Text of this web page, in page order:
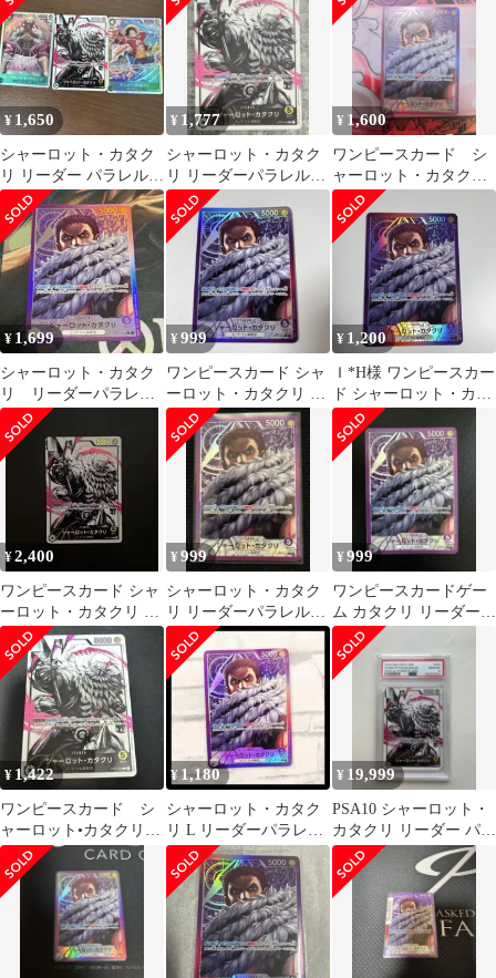
¥ 1,650
シャーロット・カタク
リ リーダー パラレル
OP03-099 おまけ付き
¥ 1,777
シャーロット・カタク
リ リーダーパラレル
OP03-099
¥ 1,600
ワンピースカード シ
ャーロット・カタク
リ リーダーパラレル
¥ 1,699
シャーロット・カタク
リ リーダーパラレ
ル op11-062
¥999
ワンピースカード シャ
ーロット・カタクリ リ
ーダーパラレル
¥ 1,200
Ｉ*H様 ワンピースカー
ド シャーロット・カタ
クリ リーダーパラレル
¥2,400
ワンピースカード シャ
ーロット・カタクリ リ
ーダーパラレル
OP03-099
¥999
シャーロット・カタク
リ リーダーパラレル
OP11
¥999
ワンピースカードゲー
ム カタクリ リーダーパ
ラレル
¥ 1,422
ワンピースカード シ
ャーロット•カタクリ
リーダーパラレル
¥ 1,180
シャーロット・カタク
リ L リーダーパラレル
リーパラ OP11-062
¥ 19,999
PSA10 シャーロット・
カタクリ リーダー パラ
レル ワンピースカード